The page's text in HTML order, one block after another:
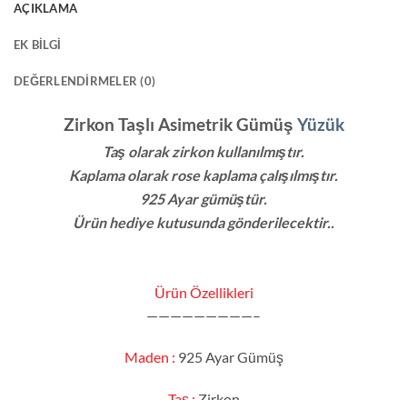
AÇIKLAMA
EK BILGI
DEĞERLENDIRMELER (0)
Zirkon Taşlı Asimetrik Gümüş Yüzük
Taş olarak zirkon kullanılmıştır.
Kaplama olarak rose kaplamaçalışılmıştır.
925 Ayar gümüştür.
Ürün hediye kutusunda gönderilecektir..
Ürün Özellikleri
—————————–
Maden : 925 Ayar Gümüş